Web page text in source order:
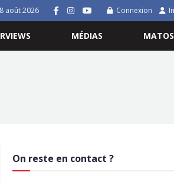
août 2026 Connexion
MÉDIAS MATOS
On reste en contact ?